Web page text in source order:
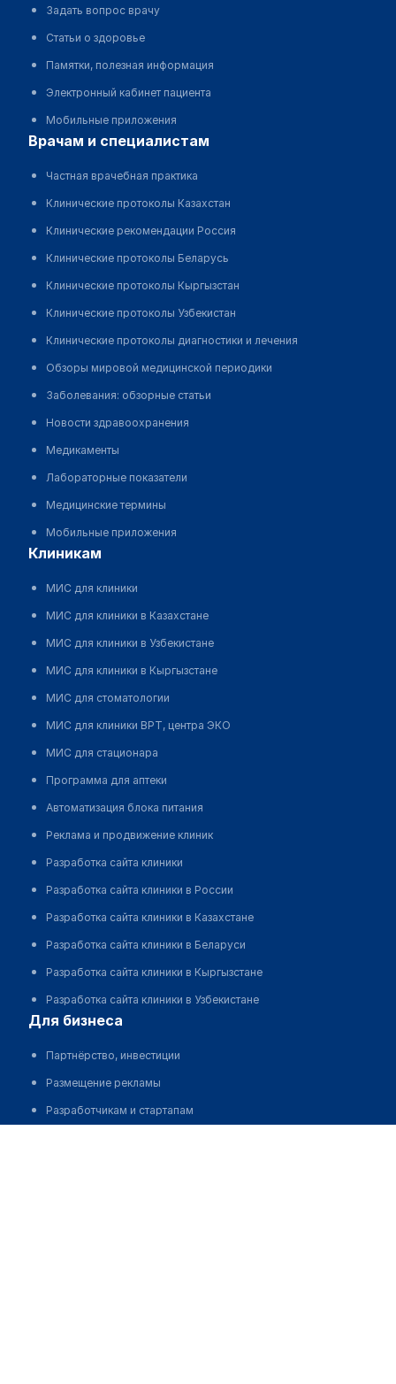
Задать вопрос врачу
Статьи о здоровье
Памятки, полезная информация
Электронный кабинет пациента
Мобильные приложения
врачам и специалистам
Частная врачебная практика
Клинические протоколы Казахстан
Клинические рекомендации Россия
Клинические протоколы Беларусь
Клинические протоколы Кыргызстан
Клинические протоколы Узбекистан
Клинические протоколы диагностики и лечения
Обзоры мировой медицинской периодики
Заболевания: обзорные статьи
Новости здравоохранения
Медикаменты
Лабораторные показатели
Медицинские термины
Мобильные приложения
клиникам
МИС для клиники
МИС для клиники в Казахстане
МИС для клиники в Узбекистане
МИС для клиники в Кыргызстане
МИС для стоматологии
МИС для клиники ВРТ, центра ЭКО
МИС для стационара
Программа для аптеки
Автоматизация блока питания
Реклама и продвижение клиник
Разработка сайта клиники
Разработка сайта клиники в России
Разработка сайта клиники в Казахстане
Разработка сайта клиники в Беларуси
Разработка сайта клиники в Кыргызстане
Разработка сайта клиники в Узбекистане
для бизнеса
Партнёрство, инвестиции
Размещение рекламы
Разработчикам и стартапам